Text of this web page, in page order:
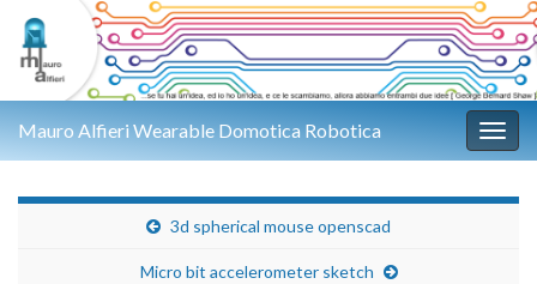
Mauro Alfieri Wearable Domotica Robotica
3d spherical mouse openscad
Micro bit accelerometer sketch